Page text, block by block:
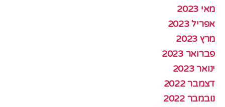
מאי 2023
אפריל 2023
מרץ 2023
פברואר 2023
ינואר 2023
דצמבר 2022
נובמבר 2022